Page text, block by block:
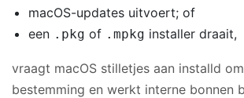
macOS-updates uitvoert; of
een .pkg of .mpkg installer draait,
vraagt macOS stilletjes aan installd
bestemming en werkt interne bonnen